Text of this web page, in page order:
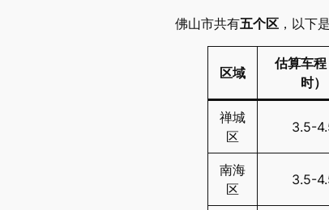
佛山市共有五个区 ，以下
区域
估算车
时）
禅城
区
3.5-
南海
区
3.5-